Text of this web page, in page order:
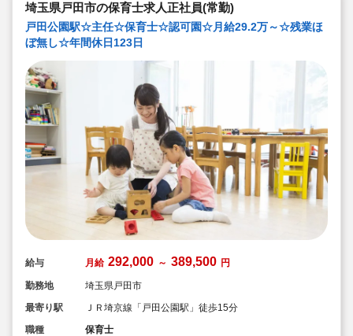
埼玉県戸田市の保育士求人正社員(常勤)
戸田公園駅☆主任☆保育士☆認可園☆月給29.2万～☆残業ほ
ぼ無し☆年間休日123日
給与 月給 292,000 ～ 389,500 円
勤務地
埼玉県戸田市
最寄り駅
ＪＲ埼京線「戸田公園駅」徒歩15分
職種
保育士